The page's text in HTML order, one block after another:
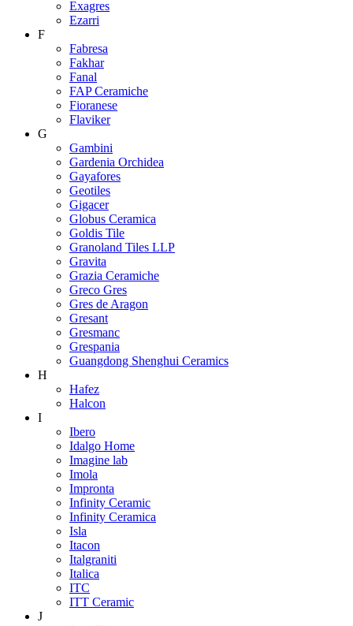
Exagres
Ezarri
F
Fabresa
Fakhar
Fanal
FAP Ceramiche
Fioranese
Flaviker
G
Gambini
Gardenia Orchidea
Gayafores
Geotiles
Gigacer
Globus Ceramica
Goldis Tile
Granoland Tiles LLP
Gravita
Grazia Ceramiche
Greco Gres
Gres de Aragon
Gresant
Gresmanc
Grespania
Guangdong Shenghui Ceramics
H
Hafez
Halcon
I
Ibero
Idalgo Home
Imagine lab
Imola
Impronta
Infinity Ceramic
Infinity Ceramica
Isla
Itacon
Italgraniti
Italica
ITC
ITT Ceramic
J